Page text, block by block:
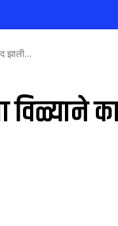
झाली...